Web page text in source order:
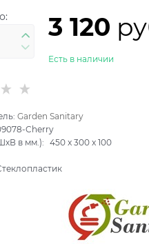
3 120
Есть в наличии
Garden Sanitary
Cherry
в мм.):
450 x300 x100